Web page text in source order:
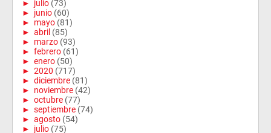
► julio (73)
► junio (60)
► mayo (81)
► abril (85)
► marzo (93)
► febrero (61)
► enero (50)
► 2020 (717)
► diciembre (81)
► noviembre (42)
► octubre (77)
► septiembre (74)
► agosto (54)
► julio (75)